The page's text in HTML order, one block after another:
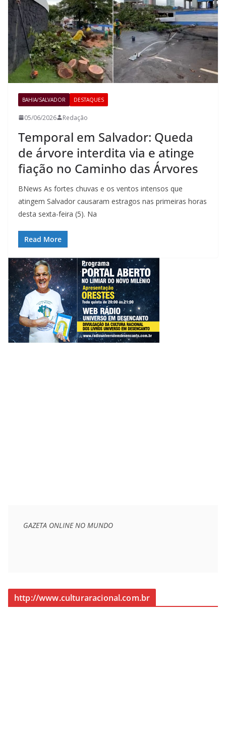
BAHIA/SALVADOR DESTAQUES
05/06/2026 Redação
Temporal em Salvador: Queda
de árvore interdita via e atinge
fiação no Caminho das Árvores
BNews As fortes chuvas e os ventos intensos que
atingem Salvador causaram estragos nas primeiras horas
desta sexta-feira (5). Na
Read More
GAZETA ONLINE NO MUNDO
http://www.culturaracional.com.br